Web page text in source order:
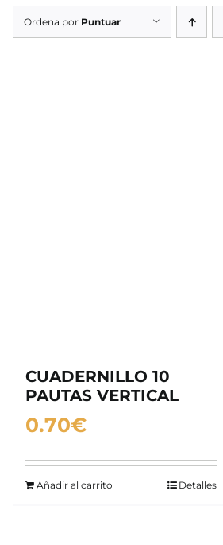
Ordena por Puntuar
CUADERNILLO 10
PAUTAS VERTICAL
0.70€
Añadir al carrito Detalles